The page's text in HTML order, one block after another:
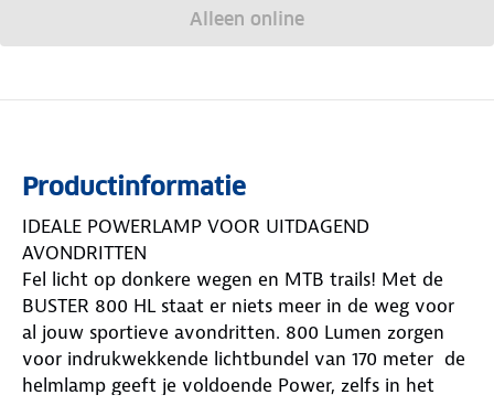
Alleen online
Productinformatie
IDEALE POWERLAMP VOOR UITDAGEND
AVONDRITTEN
Fel licht op donkere wegen en MTB trails! Met de
BUSTER 800 HL staat er niets meer in de weg voor
al jouw sportieve avondritten. 800 Lumen zorgen
voor indrukwekkende lichtbundel van 170 meter  de
helmlamp geeft je voldoende Power, zelfs in het